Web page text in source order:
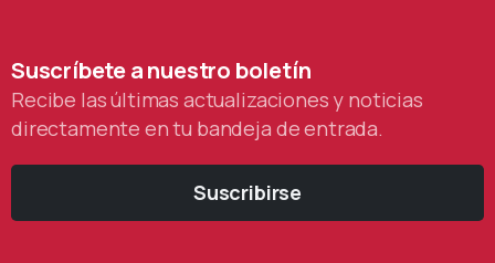
Suscríbeteanuestro boletín
Recibe las últimas actualizaciones y noticias
directamente en tu bandeja de entrada.
Suscribirse